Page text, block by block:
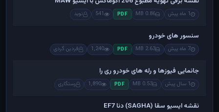
1 ماه پیش 0.86 MB
PDF
541 نوید
سنسور های خودرو
7 ماه پیش 2.63 MB
PDF
1,240 فردین گردی
جانمایی فیوزها و رله های خودرو ری را
1 سال پیش 0.53 MB
PDF
1,890 رستگاری
نقشه ایسیو سقا (SAGHA) دنا EF7